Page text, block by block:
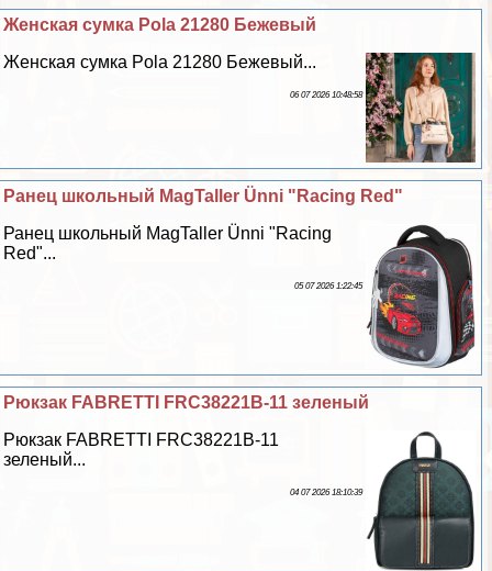
Женская сумка Pola 21280 Бежевый
Женская сумка Pola 21280 Бежевый...
06 07 2026 10:48:58
Ранец школьный MagTaller Ünni "Racing Red"
Ранец школьный MagTaller Ünni "Racing
Red"...
05 07 2026 1:22:45
Рюкзак FABRETTI FRC38221B-11 зеленый
Рюкзак FABRETTI FRC38221B-11
зеленый...
04 07 2026 18:10:39